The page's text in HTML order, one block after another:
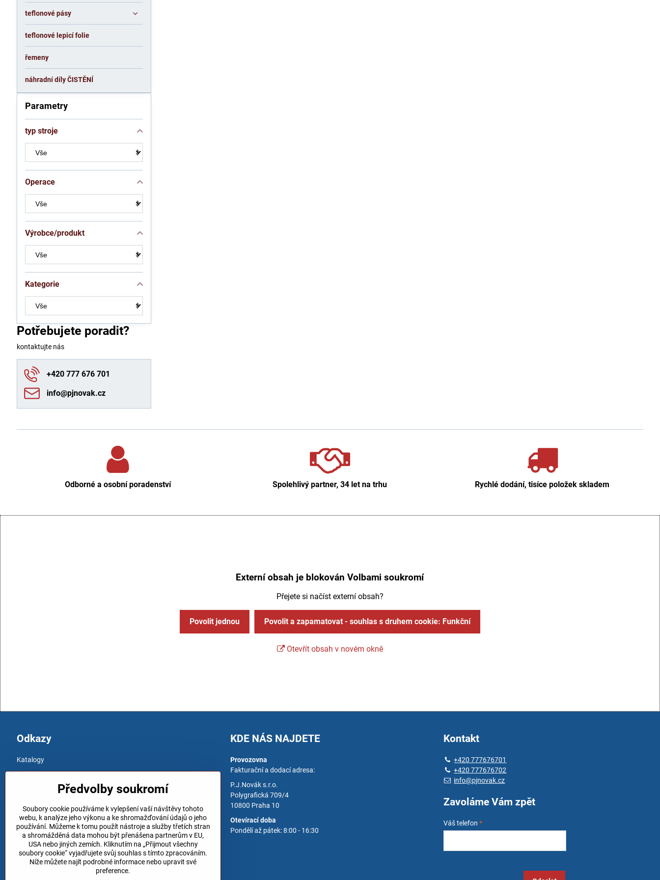
Parametry
typ stroje
Operace
Výrobce/produkt
Kategorie
Potřebujete poradit?
kontaktujte nás
+420 777 676 701
info​@pjnovak​.cz
teflonové pásy
teflonové lepicí folie
řemeny
náhradní díly ČISTĚNÍ
Odborné a osobní poradenství Spolehlivý partner, 34 let na trhu Rychlé dodání, tisíce položek skladem
Externí obsah je blokován Volbami soukromí
Přejete si načíst externí obsah?
Povolit jednou Povolit a zapamatovat - souhlas s druhem cookie: Funkční
Otevřít obsah v novém okně
Odkazy
Katalogy
Ochrana osobních údajů
Objednávky
Stav objednávky
KDE NÁS NAJDETE
Provozovna
Fakturační a dodací adresa:
P.J.Novák s.r.o.
Polygrafická 709/4
10800 Praha 10
Otevírací doba
Pondělí až pátek: 8:00 - 16:30
Kontakt
+420 777676701
+420 777676702
info@pjnovak.cz
Zavoláme Vám zpět
Váš telefon*
Předvolby soukromí
Soubory cookie používáme k vylepšení vaší návštěvy tohoto
webu, k analýze jeho výkonu a ke shromažďování údajů o jeho
používání. Můžeme k tomu použít nástroje a služby třetích stran
a shromážděná data mohou být přenášena partnerům v EU,
USA nebo jiných zemích. Kliknutím na „Přijmout všechny
soubory cookie“ vyjadřujete svůj souhlas s tímto zpracováním.
Níže můžete najít podrobné informace nebo upravit své
preference.